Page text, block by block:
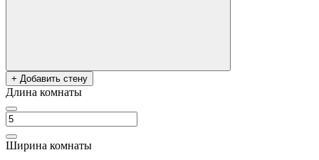
+ Добавить стену
Длина комнаты
Ширина комнаты